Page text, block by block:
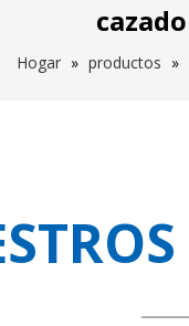
Hogar » productos »